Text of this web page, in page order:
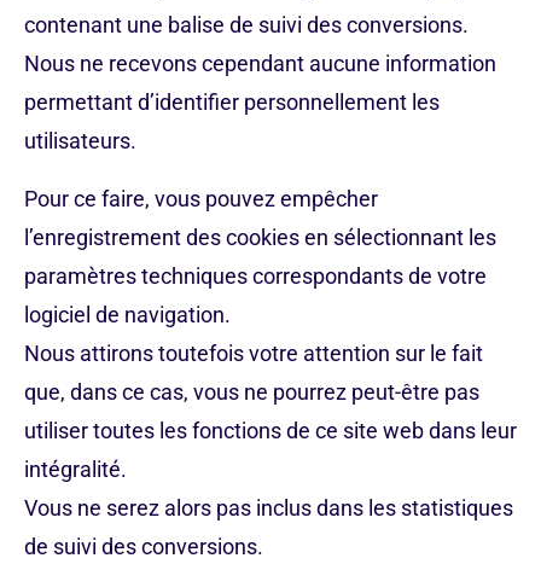
contenant une balise de suivi des conversions.
Nous ne recevons cependant aucune information
permettant d’identifier personnellement les
utilisateurs.
Pour ce faire, vous pouvez empêcher
l’enregistrement des cookies en sélectionnant les
paramètres techniques correspondants de votre
logiciel de navigation.
Nous attirons toutefois votre attention sur le fait
que, dans ce cas, vous ne pourrez peut-être pas
utiliser toutes les fonctions de ce site web dans leur
intégralité.
Vous ne serez alors pas inclus dans les statistiques
de suivi des conversions.